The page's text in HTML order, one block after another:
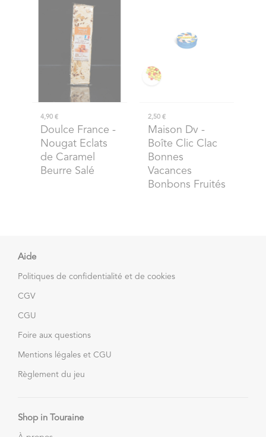
4,90 €
Doulce France -
Nougat Eclats
de Caramel
Beurre Salé
2,50 €
Maison Dv-
Boîte Clic Clac
Bonnes
Vacances
Bonbons Fruités
Aide
Politiques de confidentialité et de cookies
CGV
CGU
Foire aux questions
Mentions légales et CGU
Règlement du jeu
Shop in Touraine